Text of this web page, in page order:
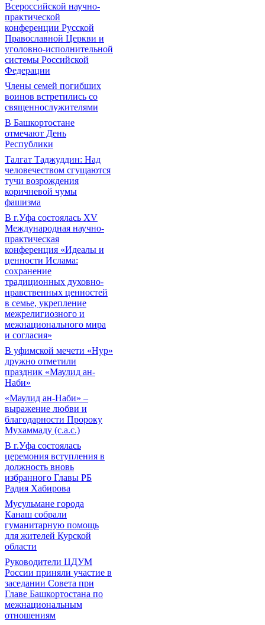
Всероссийской научно-
практической
конференции Русской
Православной Церкви и
уголовно-исполнительной
системы Российской
Федерации
Члены семей погибших
воинов встретились со
священнослужителями
В Башкортостане
отмечают День
Республики
Талгат Таджуддин: Над
человечеством сгущаются
тучи возрождения
коричневой чумы
фашизма
В г.Уфа состоялась XV
Международная научно-
практическая
конференция «Идеалы и
ценности Ислама:
сохранение
традиционных духовно-
нравственных ценностей
в семье, укрепление
межрелигиозного и
межнационального мира
и согласия»
В уфимской мечети «Нур»
дружно отметили
праздник «Маулид ан-
Наби»
«Маулид ан-Наби» –
выражение любви и
благодарности Пророку
Мухаммаду (с.а.с.)
В г.Уфа состоялась
церемония вступления в
должность вновь
избранного Главы РБ
Радия Хабирова
Мусульмане города
Канаш собрали
гуманитарную помощь
для жителей Курской
области
Руководители ЦДУМ
России приняли участие в
заседании Совета при
Главе Башкортостана по
межнациональным
отношениям